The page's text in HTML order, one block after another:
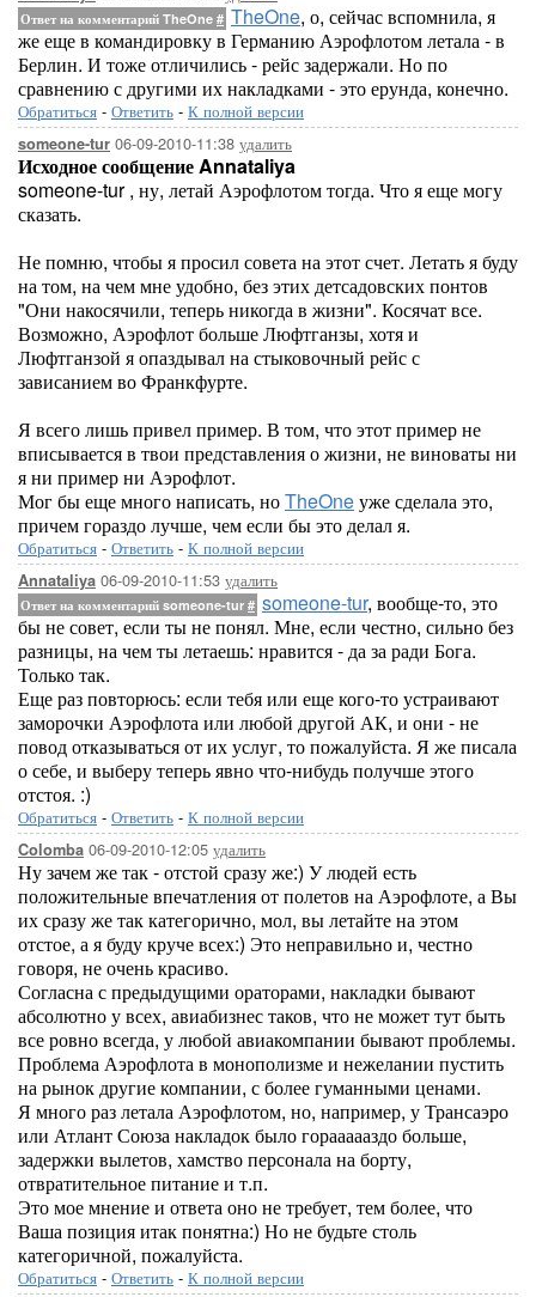
Ответ на комментарий TheOne # TheOne, о, сейчас вспомнила, я
же еще в командировку в Германию Аэрофлотом летала - в
Берлин. И тоже отличились - рейс задержали. Но по
сравнению с другими их накладками - это ерунда, конечно.
Обратиться - Ответить - К полной версии
someone-tur 06-09-2010-11:38 удалить
Исходное сообщение Annataliya
someone-tur , ну, летай Аэрофлотом тогда. Что я еще могу
сказать.
Не помню, чтобы я просил совета на этот счет. Летать я буду
на том, на чем мне удобно, без этих детсадовских понтов
"Они накосячили, теперь никогда в жизни". Косячат все.
Возможно, Аэрофлот больше Люфтганзы, хотя и
Люфтганзой я опаздывал на стыковочный рейс с
зависанием во Франкфурте.
Я всего лишь привел пример. В том, что этот пример не
вписывается в твои представления о жизни, не виноваты ни
я ни пример ни Аэрофлот.
Мог бы еще много написать, ноTheOneуже сделала это,
причем гораздо лучше, чем если бы это делал я.
Обратиться - Ответить - К полной версии
Annataliya 06-09-2010-11:53 удалить
Ответ на комментарий someone-tur # someone-tur, вообще-то, это
бы не совет, если ты не понял. Мне, если честно, сильно без
разницы, на чем ты летаешь: нравится - да за ради Бога.
Только так.
Еще раз повторюсь: если тебя или еще кого-то устраивают
заморочки Аэрофлота или любой другой АК, и они - не
повод отказываться от их услуг, то пожалуйста. Я же писала
о себе, и выберу теперь явно что-нибудь получше этого
отстоя. :)
Обратиться - Ответить - К полной версии
Colomba 06-09-2010-12:05 удалить
Ну зачем же так - отстой сразу же:) У людей есть
положительные впечатления от полетов на Аэрофлоте, а Вы
их сразу же так категорично, мол, вы летайте на этом
отстое, а я буду круче всех:) Это неправильно и, честно
говоря, не очень красиво.
Согласна с предыдущими ораторами, накладки бывают
абсолютно у всех, авиабизнес таков, что не может тут быть
все ровно всегда, у любой авиакомпании бывают проблемы.
Проблема Аэрофлота в монополизме и нежелании пустить
на рынок другие компании, с более гуманными ценами.
Я много раз летала Аэрофлотом, но, например, у Трансаэро
или Атлант Союза накладок было гораааааздо больше,
задержки вылетов, хамство персонала на борту,
отвратительное питание и т.п.
Это мое мнение и ответа оно не требует, тем более, что
Ваша позиция итак понятна:) Но не будьте столь
категоричной, пожалуйста.
Обратиться - Ответить - К полной версии